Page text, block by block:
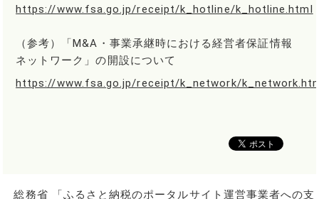
https://www.fsa.go.jp/receipt/k_hotline/k_hotline.html
（参考）「M&A・事業承継時における経営者保証情報
ネットワーク」の開設について
https://www.fsa.go.jp/receipt/k_network/
総務省 「ふるさと納税のポータルサイト運営事業者への支